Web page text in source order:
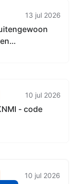
13 jul 2026
10 jul 2026
- code
10 jul 2026